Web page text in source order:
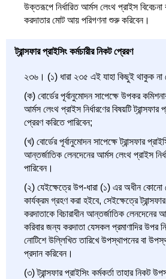
উক্তরূপে নির্ধারিত আর্মস লেংথ প্রাইস বিবেচনা
করদাতার মোট আয় পরিগণনা শুরু করিবেন।
ট্রান্সফার প্রাইসিং কর্মচারীর নিকট প্রেরণ
২৩৬। (১) ধারা ২৩৫ এই যাহা কিছুই থাকুক না
(ক) বোর্ডের পূর্বানুমোদন সাপেক্ষে উপকর
আর্মস লেংথ প্রাইস নির্ধারণের বিষয়টি ট্রান্সফার
প্রেরণ করিতে পারিবেন;
(খ) বোর্ডের পূর্বানুমোদন সাপেক্ষে ট্রান্সফার
আন্তর্জাতিক লেনদেনের আর্মস লেংথ প্রাইস
পারিবেন।
(২) যেইক্ষেত্রে উপ-ধারা (১) এর অধীন কোনো
কার্যক্রম গ্রহণ করা হইবে, সেইক্ষেত্রে ট্রান্সফার
করদাতাকে বিচারাধীন আন্তর্জাতিক লেনদেনের
করিবার জন্য করদাতা যেসকল প্রমাণাদির উপর
নোটিশে উল্লিখিত তারিখে উপস্থাপনের বা
প্রদান করিবেন।
(৩) ট্রান্সফার প্রাইসিং কর্মকর্তা তাহার নিকট